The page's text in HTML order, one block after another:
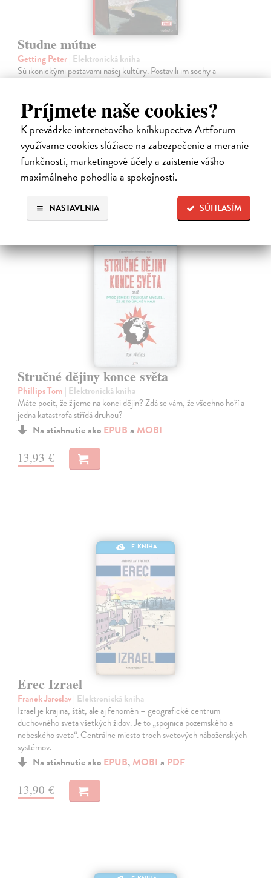
Príjmete naše cookies?
K prevádzke internetového kníhkupectva Artforum
využívame cookies slúžiace na zabezpečenie a meranie
funkčnosti, marketingové účely a zaistenie vášho
maximálneho pohodlia a spokojnosti.
SÚHLASÍM
NASTAVENIA
Studne mútne
Getting Peter| Elektronická kniha
Sú ikonickými postavami našej kultúry. Postavili im sochy a
bez nich nedá…
Na stiahnutie akoEPUB, MOBIaPDF
14,90 €
Stručné dějiny konce světa
Phillips Tom | Elektronická kniha
Máte pocit, že žijeme na konci dějin? Zdá se vám, že všechno hoří a
jedna katastrofa střídá druhou?
Na stiahnutie ako EPUB a MOBI
13,93 €
E-KNIHA
Erec Izrael
Franek Jaroslav| Elektronická kniha
Izrael je krajina, štát, ale aj fenomén – geografické centrum
duchovného sveta všetkých židov. Je to „spojnica pozemského a
nebeského sveta“. Centrálne miesto troch svetových náboženských
systémov.
Na stiahnutie ako EPUB, MOBI a PDF
13,90 €